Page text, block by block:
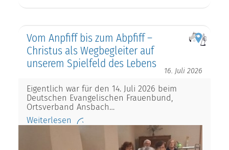
Vom Anpfiff bis zum Abpfiff –
Christus als Wegbegleiter auf
unserem Spielfeld des Lebens
16. Juli 2026
Eigentlich war für den 14. Juli 2026 beim
Deutschen Evangelischen Frauenbund,
Ortsverband Ansbach…
Weiterlesen